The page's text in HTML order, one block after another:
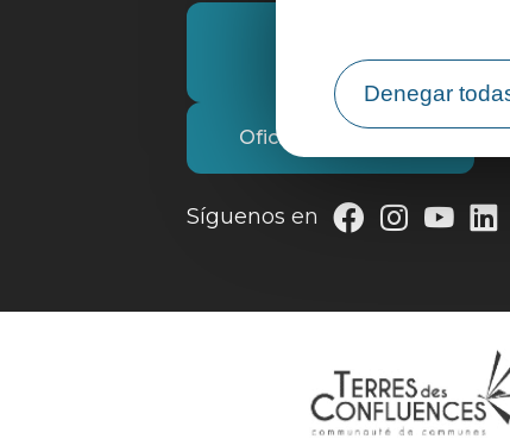
Denegar
nosotros
Oficina de Turismo
Síguenos en